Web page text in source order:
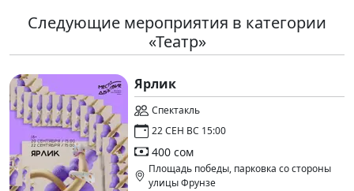
Следующие мероприятия в категории
«Театр»
Ярлик
Спектакль
22 СЕН ВС 15:00
400 сом
Площадь победы, парковка со стороны
улицы Фрунзе